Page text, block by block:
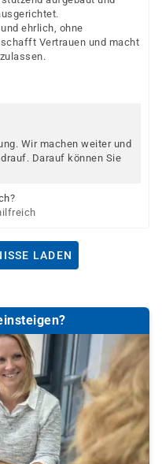
ehrlich, ohne
Vertrauen und macht
Wir machen weiter und
Darauf können Sie
LADEN